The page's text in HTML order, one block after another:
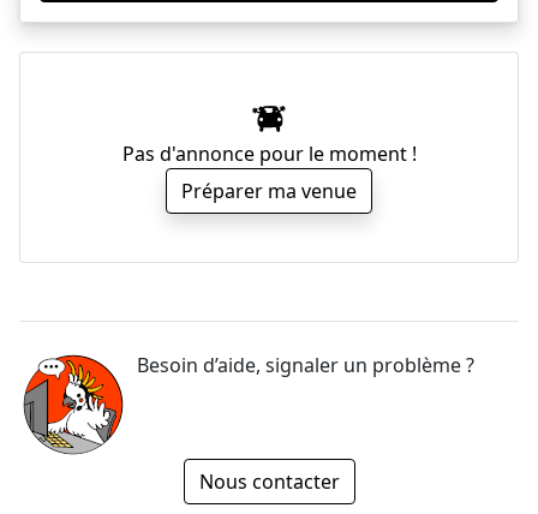
Pas d'annonce pour le moment !
Préparer ma venue
Besoin d’aide, signaler un problème ?
Nous contacter